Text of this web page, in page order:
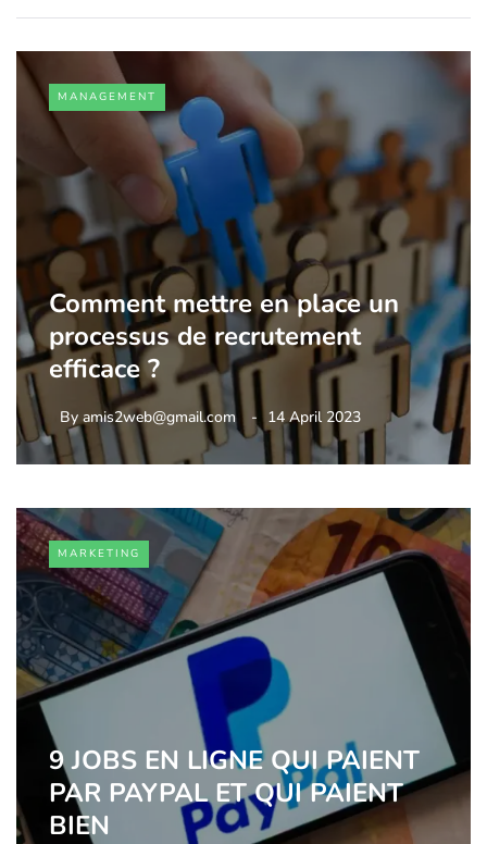
MANAGEMENT
Comment mettre en place un
processus de recrutement
efficace ?
By amis2web@gmail.com 14 April 2023
MARKETING
9 JOBS EN LIGNE QUI PAIENT
PAR PAYPAL ET QUI PAIENT
BIEN